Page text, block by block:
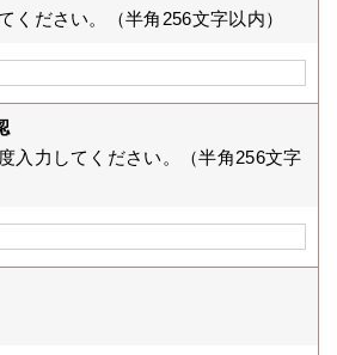
ください。（半角256文字以内）
入力してください。（半角256文字